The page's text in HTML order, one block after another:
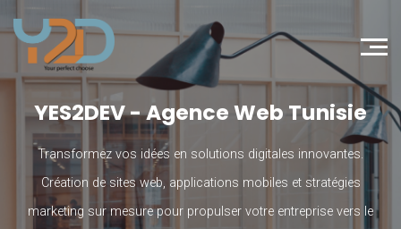
YES2DEV - Agence Web Tunisie
Transformez vos idées en solutions digitales innovantes.
Création de sites web, applications mobiles et stratégies
marketing sur mesure pour propulser votre entreprise vers le